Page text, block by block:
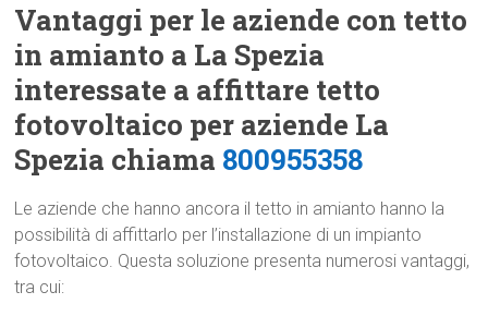
Vantaggi per le aziende con tetto
in amianto a La Spezia
interessate a affittare tetto
fotovoltaico per aziende La
Spezia chiama 800955358
Le aziende che hanno ancora il tetto in amianto hanno la
possibilità di affittarlo per l’installazione di un impianto
fotovoltaico. Questa soluzione presenta numerosi vantaggi,
tra cui: